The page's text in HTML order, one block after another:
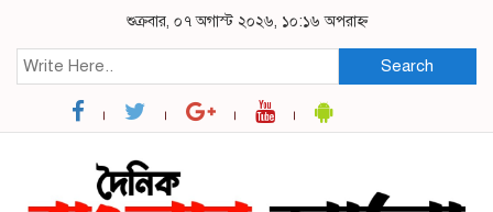
শুক্রবার, ০৭ অগাস্ট ২০২৬, ১০:১৬ অপরাহ্ন
Search